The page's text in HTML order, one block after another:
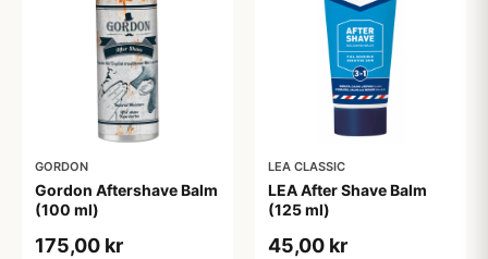
GORDON
Gordon Aftershave Balm
(100 ml)
175,00 kr
LEA CLASSIC
LEA After Shave Balm
(125 ml)
45,00 kr